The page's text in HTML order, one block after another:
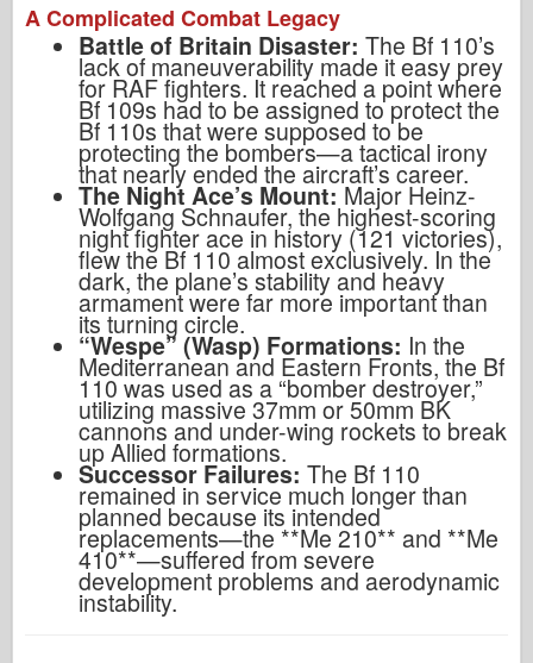
A Complicated Combat Legacy
Battle of Britain Disaster: The Bf 110’s
lack of maneuverability made it easy prey
for RAF fighters. It reached a point where
Bf 109s had to be assigned to protect the
Bf 110s that were supposed to be
protecting the bombers—a tactical irony
that nearly ended the aircraft’s career.
The Night Ace’s Mount: Major Heinz-
Wolfgang Schnaufer, the highest-scoring
night fighter ace in history (121 victories),
flew the Bf 110 almost exclusively. In the
dark, the plane’s stability and heavy
armament were far more important than
its turning circle.
“Wespe” (Wasp) Formations: In the
Mediterranean and Eastern Fronts, the Bf
110 was used as a “bomber destroyer,”
utilizing massive 37mm or 50mm BK
cannons and under-wing rockets to break
up Allied formations.
Successor Failures: The Bf 110
remained in service much longer than
planned because its intended
replacements—the **Me 210** and **Me
410**—suffered from severe
development problems and aerodynamic
instability.